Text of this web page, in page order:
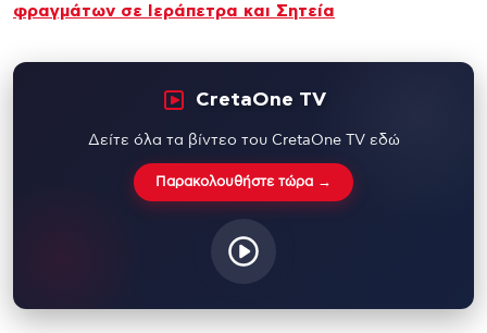
φραγμάτων σε Ιεράπετρα και Σητεία
CretaOne TV
Δείτε όλα τα βίντεο του CretaOne TV εδώ
Παρακολουθήστε τώρα →